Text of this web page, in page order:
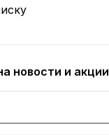
новости и акции